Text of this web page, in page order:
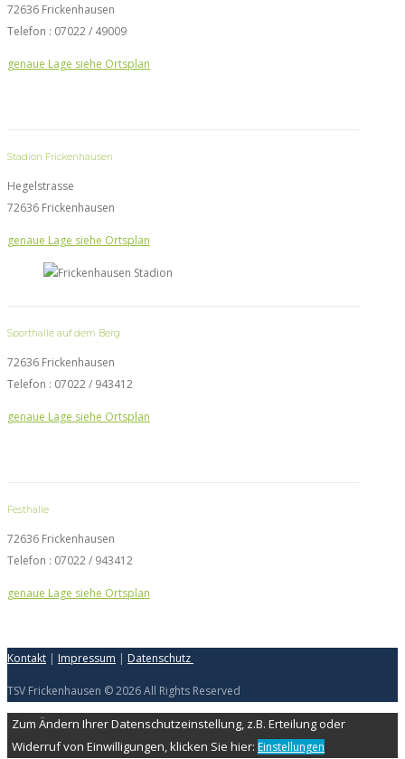
72636 Frickenhausen
Telefon : 07022 / 49009
genaue Lage siehe Ortsplan
Stadion Frickenhausen
Hegelstrasse
72636 Frickenhausen
genaue Lage siehe Ortsplan
Sporthalle auf dem Berg
72636 Frickenhausen
Telefon : 07022 / 943412
genaue Lage siehe Ortsplan
Festhalle
72636 Frickenhausen
Telefon : 07022 / 943412
genaue Lage siehe Ortsplan
Kontakt | Impressum | Datenschutz
TSV Frickenhausen © 2026 All Rights Reserved
Zum Ändern Ihrer Datenschutzeinstellung, z.B. Erteilung oder
Widerruf von Einwilligungen, klicken Sie hier: Einstellungen